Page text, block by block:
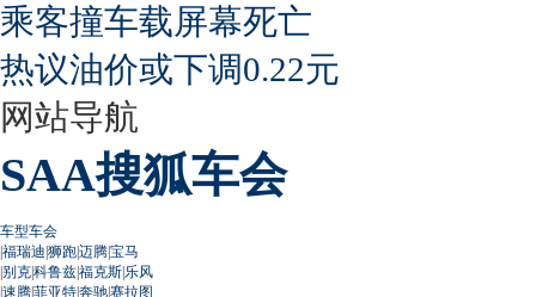
乘客撞车载屏幕死亡
热议油价或下调0.22元
网站导航
SAA搜狐车会
车型车会
|福瑞迪|狮跑|迈腾|宝马
|别克|科鲁兹|福克斯|乐风
|速腾|菲亚特|奔驰|赛拉图